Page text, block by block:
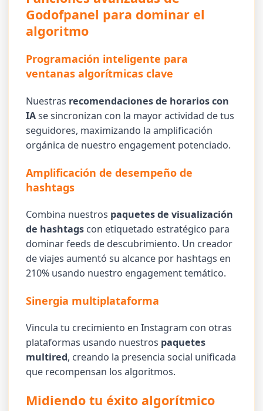
Godofpanel para dominar el
algoritmo
Programación inteligente para
ventanas algorítmicas clave
Nuestras recomendaciones de horarios con
IAse sincronizan con la mayor actividad de tus
seguidores, maximizando la amplificación
orgánica de nuestro engagement potenciado.
Amplificación de desempeño de
hashtags
Combina nuestros paquetes de visualización
de hashtags con etiquetado estratégico para
dominar feeds de descubrimiento. Un creador
de viajes aumentó su alcance por hashtags en
210% usando nuestro engagement temático.
Sinergia multiplataforma
Vincula tu crecimiento en Instagram con otras
plataformas usando nuestros paquetes
multired, creando la presencia social unificada
que recompensan los algoritmos.
Midiendo tu éxito algorítmico